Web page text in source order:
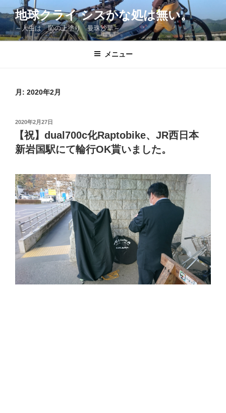
ン
テ
ン
地球クライ シスかな処は無い。
～人生は 恥の上塗り 曼珠沙華～
メニュー
月: 2020年2月
投
日:
2020年2月27日
【祝】dual700c化Raptobike、JR西日本
新岩国駅にて輪行OK貰いました。